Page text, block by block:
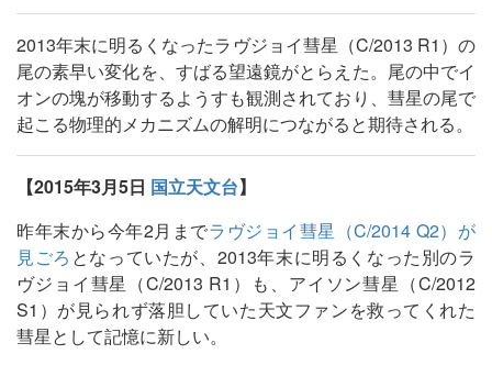
2013年末に明るくなったラヴジョイ彗星（C/2013 R1）の
尾の素早い変化を、すばる望遠鏡がとらえた。尾の中でイ
オンの塊が移動するようすも観測されており、彗星の尾で
起こる物理的メカニズムの解明につながると期待される。
【2015年3月5日 国立天文台】
昨年末から今年2月までラヴジョイ彗星（C/2014 Q2）が
見ごろ となっていたが、2013年末に明るくなった別のラ
ヴジョイ彗星（C/2013 R1）も、アイソン彗星（C/2012
S1）が見られず落胆していた天文ファンを救ってくれた
彗星として記憶に新しい。